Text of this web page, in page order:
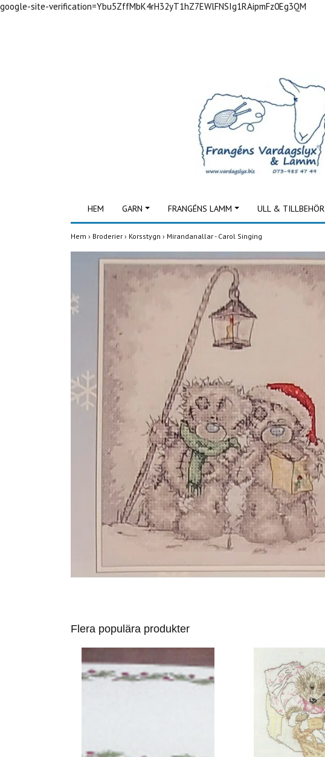
google-site-verification=Ybu5ZffMbK4rH32yT1hZ7EWlFNSIg1RAipmFz0Eg3QM
HEM GARN FRANGÉNS LAMM ULL & TILLBEHÖR
Hem › Broderier › Korsstygn › Mirandanallar - Carol Singing
Flera populära produkter